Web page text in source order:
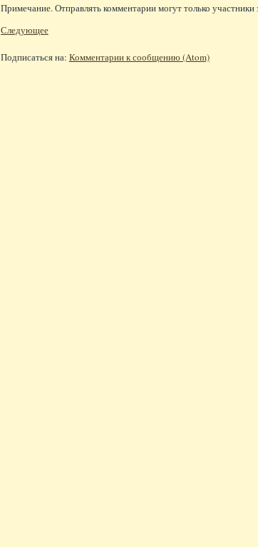
Примечание. Отправлять комментарии могут только участники
Следующее
Подписаться на: Комментарии к сообщению (Atom)